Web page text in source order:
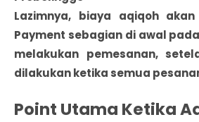
Lazimnya, biaya aqiqoh
Payment sebagian di awal
melakukan pemesanan,
dilakukan ketika semua
Point Utama Ketika